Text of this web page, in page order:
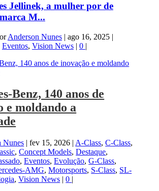
Jellinek, a mulher por de
M...
Anderson Nunes| ago 16, 2025|
Eventos, Vision News| 0 |
Benz, 140 anos de
e moldando a
Nunes |fev 15, 2026 | A-Class,C-Class,
,Concept Models,Destaque,
,Eventos,Evolução,G-Class,
AMG,Motorsports, S-Class, SL-
,Vision News |0 |